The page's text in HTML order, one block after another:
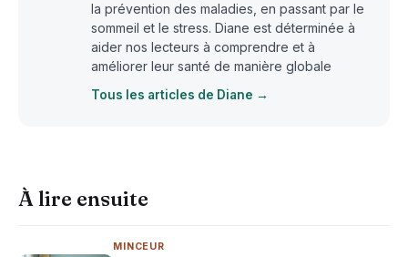
la prévention des maladies, en passant par le
sommeil et le stress. Diane est déterminée à
aider nos lecteurs à comprendre et à
améliorer leur santé de manière globale
Tous les articles de Diane →
À lire ensuite
MINCEUR